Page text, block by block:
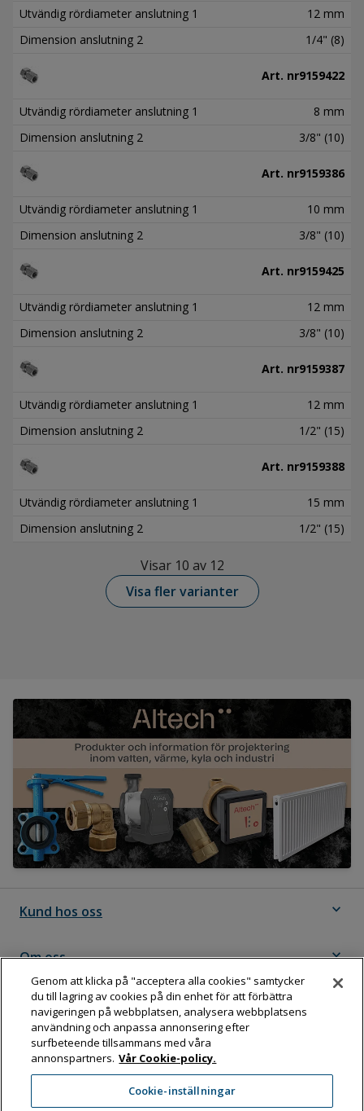
Utvändig rördiameter anslutning 1
12 mm
Dimension anslutning 2
1/4" (8)
Art. nr9159422
Utvändig rördiameter anslutning 1
8 mm
Dimension anslutning 2
3/8" (10)
Art. nr9159386
Utvändig rördiameter anslutning 1
10 mm
Dimension anslutning 2
3/8" (10)
Art. nr9159425
Utvändig rördiameter anslutning 1
12 mm
Dimension anslutning 2
3/8" (10)
Art. nr9159387
Utvändig rördiameter anslutning 1
12 mm
Dimension anslutning 2
1/2" (15)
Art. nr9159388
Utvändig rördiameter anslutning 1
15 mm
Dimension anslutning 2
1/2" (15)
Visar 10 av 12
Visa fler varianter
Kund hos oss expand_more
Om oss expand_more
Följ Dahl
Dahl Sverige AB
Box 11076, 161 11 BROMMA
Genom att klicka på "acceptera alla cookies" samtycker
du till lagring av cookies på din enhet för att förbättra
navigeringen på webbplatsen, analysera webbplatsens
användning och anpassa annonsering efter
surfbeteende tillsammans med våra
annonspartners. Vår Cookie-policy.
Cookie-inställningar